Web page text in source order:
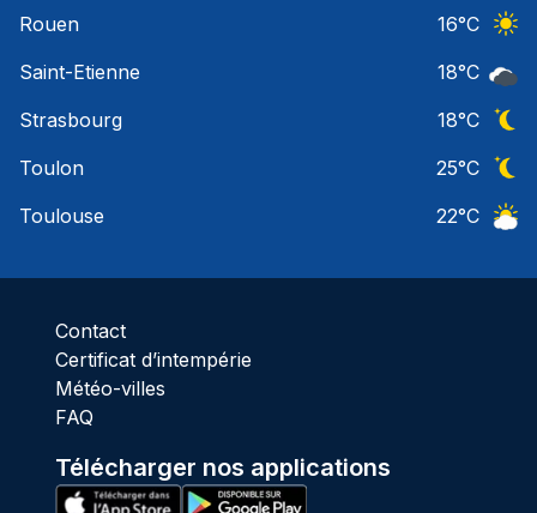
Rouen
16°C
Saint-Etienne
18°C
Strasbourg
18°C
Toulon
25°C
Toulouse
22°C
Contact
Certificat d’intempérie
Météo-villes
FAQ
Télécharger nos applications